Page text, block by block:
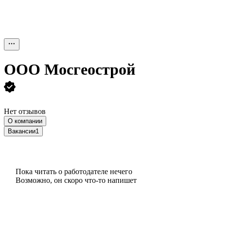
ООО Мосгеострой
Нет отзывов
О компании
Вакансии1
Пока читать о работодателе нечего
Возможно, он скоро что‑то напишет